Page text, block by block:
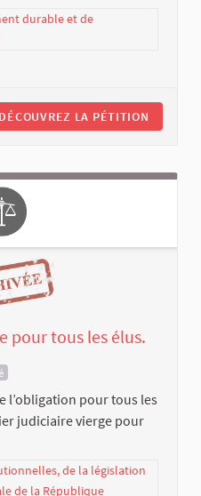
durable et de
DÉCOUVREZ LA PÉTITION
pour tous les élus.
l’obligation pour tous les
judiciaire vierge pour
de la législation
de la République